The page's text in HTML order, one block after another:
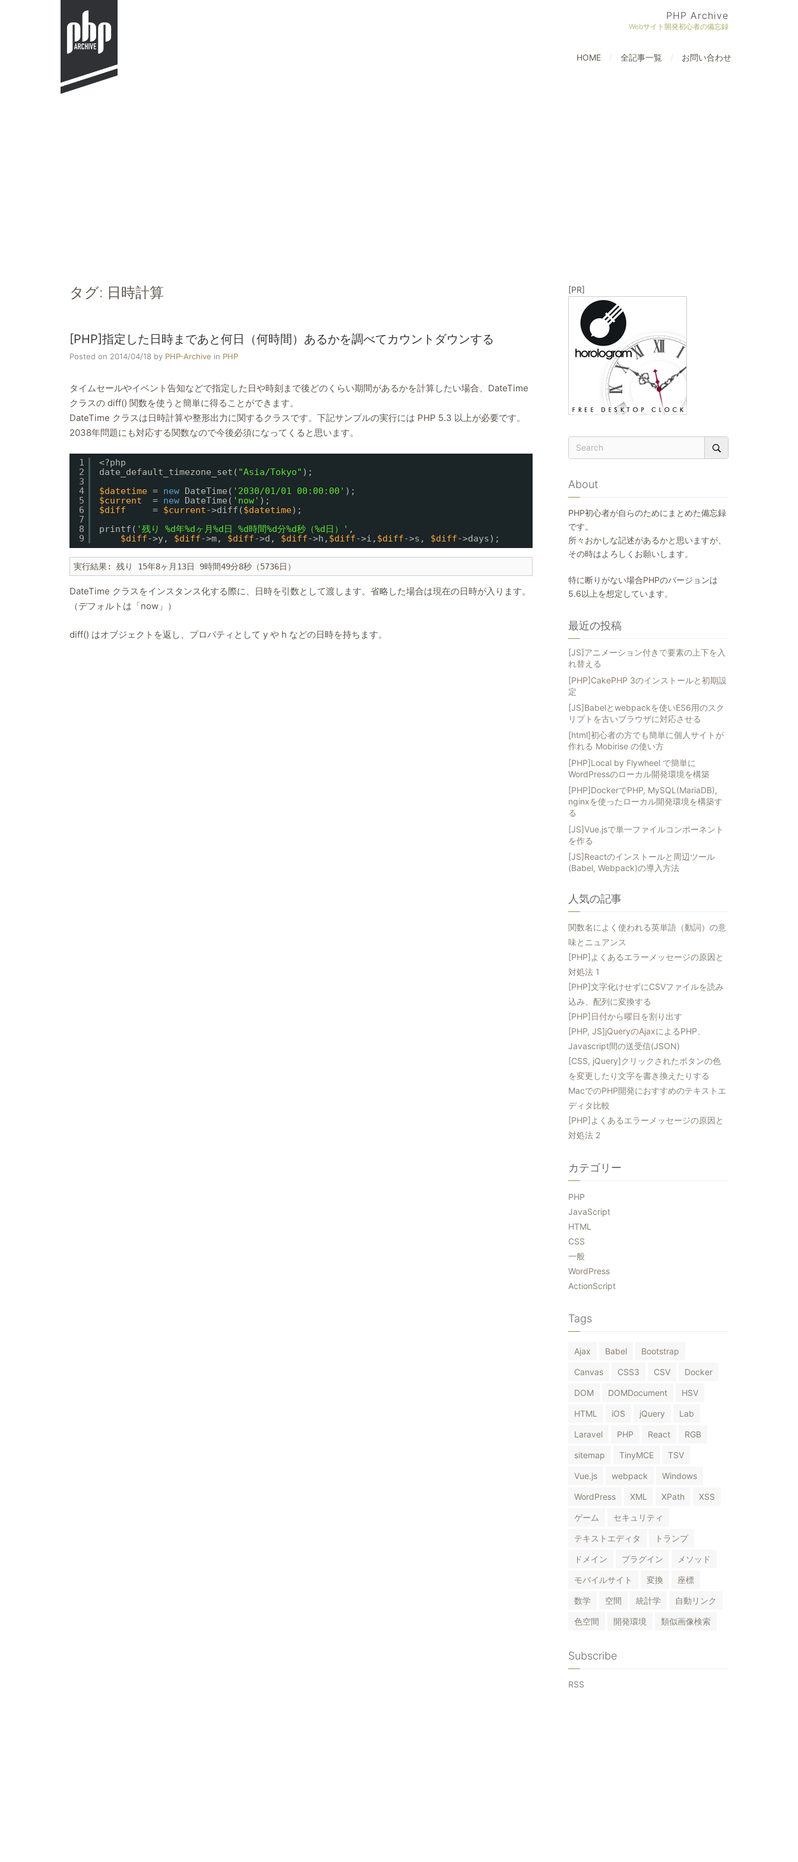
PHP Archive
Webサイト開発初心者の備忘録
HOME 全記事一覧 お問い合わせ
タグ: 日時計算
[PHP]指定した日時まであと何日（何時間）あるかを調べてカウントダウンする
Posted on 2014/04/18 by PHP-Archive in PHP
タイムセールやイベント告知などで指定した日や時刻まで後どのくらい期間があるかを計算したい場合、DateTime
クラスの diff() 関数を使うと簡単に得ることができます。
DateTime クラスは日時計算や整形出力に関するクラスです。下記サンプルの実行には PHP 5.3 以上が必要です。
2038年問題にも対応する関数なので今後必須になってくると思います。
1
2
3
4
5
6
7
8
9
<?php
date_default_timezone_set( "Asia/Tokyo" );
$datetime = new DateTime( '2030/01/01 00:00:00' );
$current
= new DateTime( 'now' );
$diff
= $current->diff($datetime);
printf( '残り %d年%dヶ月%d日 %d時間%d分%d秒（%d日）' ,
$diff->y, $diff->m, $diff->d, $diff->h, $diff->i, $diff->s, $diff->days);
実行結果: 残り 15年8ヶ月13日 9時間49分8秒（5736日）
DateTime クラスをインスタンス化する際に、日時を引数として渡します。省略した場合は現在の日時が入ります。
（デフォルトは「now」）
diff() はオブジェクトを返し、プロパティとして y や h などの日時を持ちます。
[PR]
About
PHP初心者が自らのためにまとめた備忘録
です。
所々おかしな記述があるかと思いますが、
その時はよろしくお願いします。
特に断りがない場合PHPのバージョンは
5.6以上を想定しています。
最近の投稿
[JS]アニメーション付きで要素の上下を入
れ替える
[PHP]CakePHP 3のインストールと初期設
定
[JS]Babelとwebpackを使いES6用のスク
リプトを古いブラウザに対応させる
[html]初心者の方でも簡単に個人サイトが
作れる Mobirise の使い方
[PHP]Local by Flywheel で簡単に
WordPressのローカル開発環境を構築
[PHP]DockerでPHP, MySQL(MariaDB),
nginxを使ったローカル開発環境を構築す
る
[JS]Vue.jsで単一ファイルコンポーネント
を作る
[JS]Reactのインストールと周辺ツール
(Babel, Webpack)の導入方法
人気の記事
関数名によく使われる英単語（動詞）の意
味とニュアンス
[PHP]よくあるエラーメッセージの原因と
対処法 1
[PHP]文字化けせずにCSVファイルを読み
込み、配列に変換する
[PHP]日付から曜日を割り出す
[PHP, JS]jQueryのAjaxによるPHP、
Javascript間の送受信(JSON)
[CSS, jQuery]クリックされたボタンの色
を変更したり文字を書き換えたりする
MacでのPHP開発におすすめのテキストエ
ディタ比較
[PHP]よくあるエラーメッセージの原因と
対処法 2
カテゴリー
PHP
JavaScript
HTML
CSS
一般
WordPress
ActionScript
Tags
Ajax Babel Bootstrap
Canvas CSS3 CSV Docker
DOM DOMDocument HSV
HTML iOS jQuery Lab
Laravel PHP React RGB
sitemap TinyMCE TSV
Vue.js webpack Windows
WordPress XML XPath XSS
ゲーム セキュリティ
テキストエディタ トランプ
ドメイン プラグイン メソッド
モバイルサイト 変換 座標
数学 空間 統計学 自動リンク
色空間 開発環境 類似画像検索
Subscribe
RSS